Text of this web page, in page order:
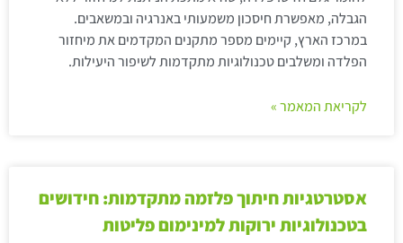
הגבלה, מאפשרת חיסכון משמעותי באנרגיה ובמשאבים.
במרכז הארץ, קיימים מספר מתקנים המקדמים את מיחזור
הפלדה ומשלבים טכנולוגיות מתקדמות לשיפור היעילות.
לקריאת המאמר »
אסטרטגיות חיתוך פלזמה מתקדמות: חידושים
בטכנולוגיות ירוקות למינימום פליטות